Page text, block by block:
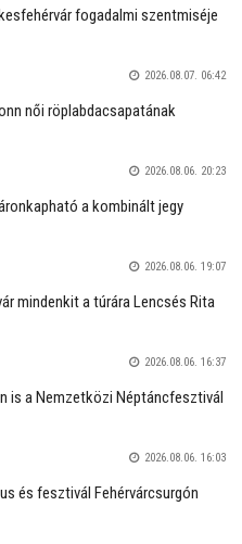
fogadalmi szentmiséje
2026.08.07. 06:42
női röplabdacsapatának
2026.08.06. 20:23
a kombinált jegy
2026.08.06. 19:07
mindenkit a túrára Lencsés Rita
2026.08.06. 16:37
is a Nemzetközi Néptáncfesztivál
2026.08.06. 16:03
és fesztivál Fehérvárcsurgón